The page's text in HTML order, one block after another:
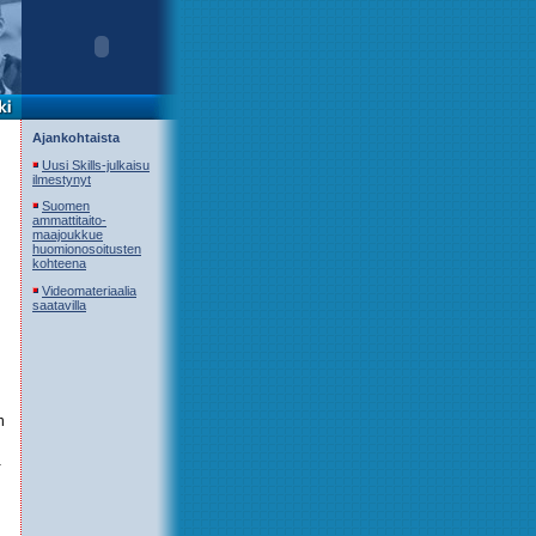
Ajankohtaista
Uusi Skills-julkaisu
ilmestynyt
Suomen
ammattitaito-
maajoukkue
huomionosoitusten
kohteena
Videomateriaalia
saatavilla